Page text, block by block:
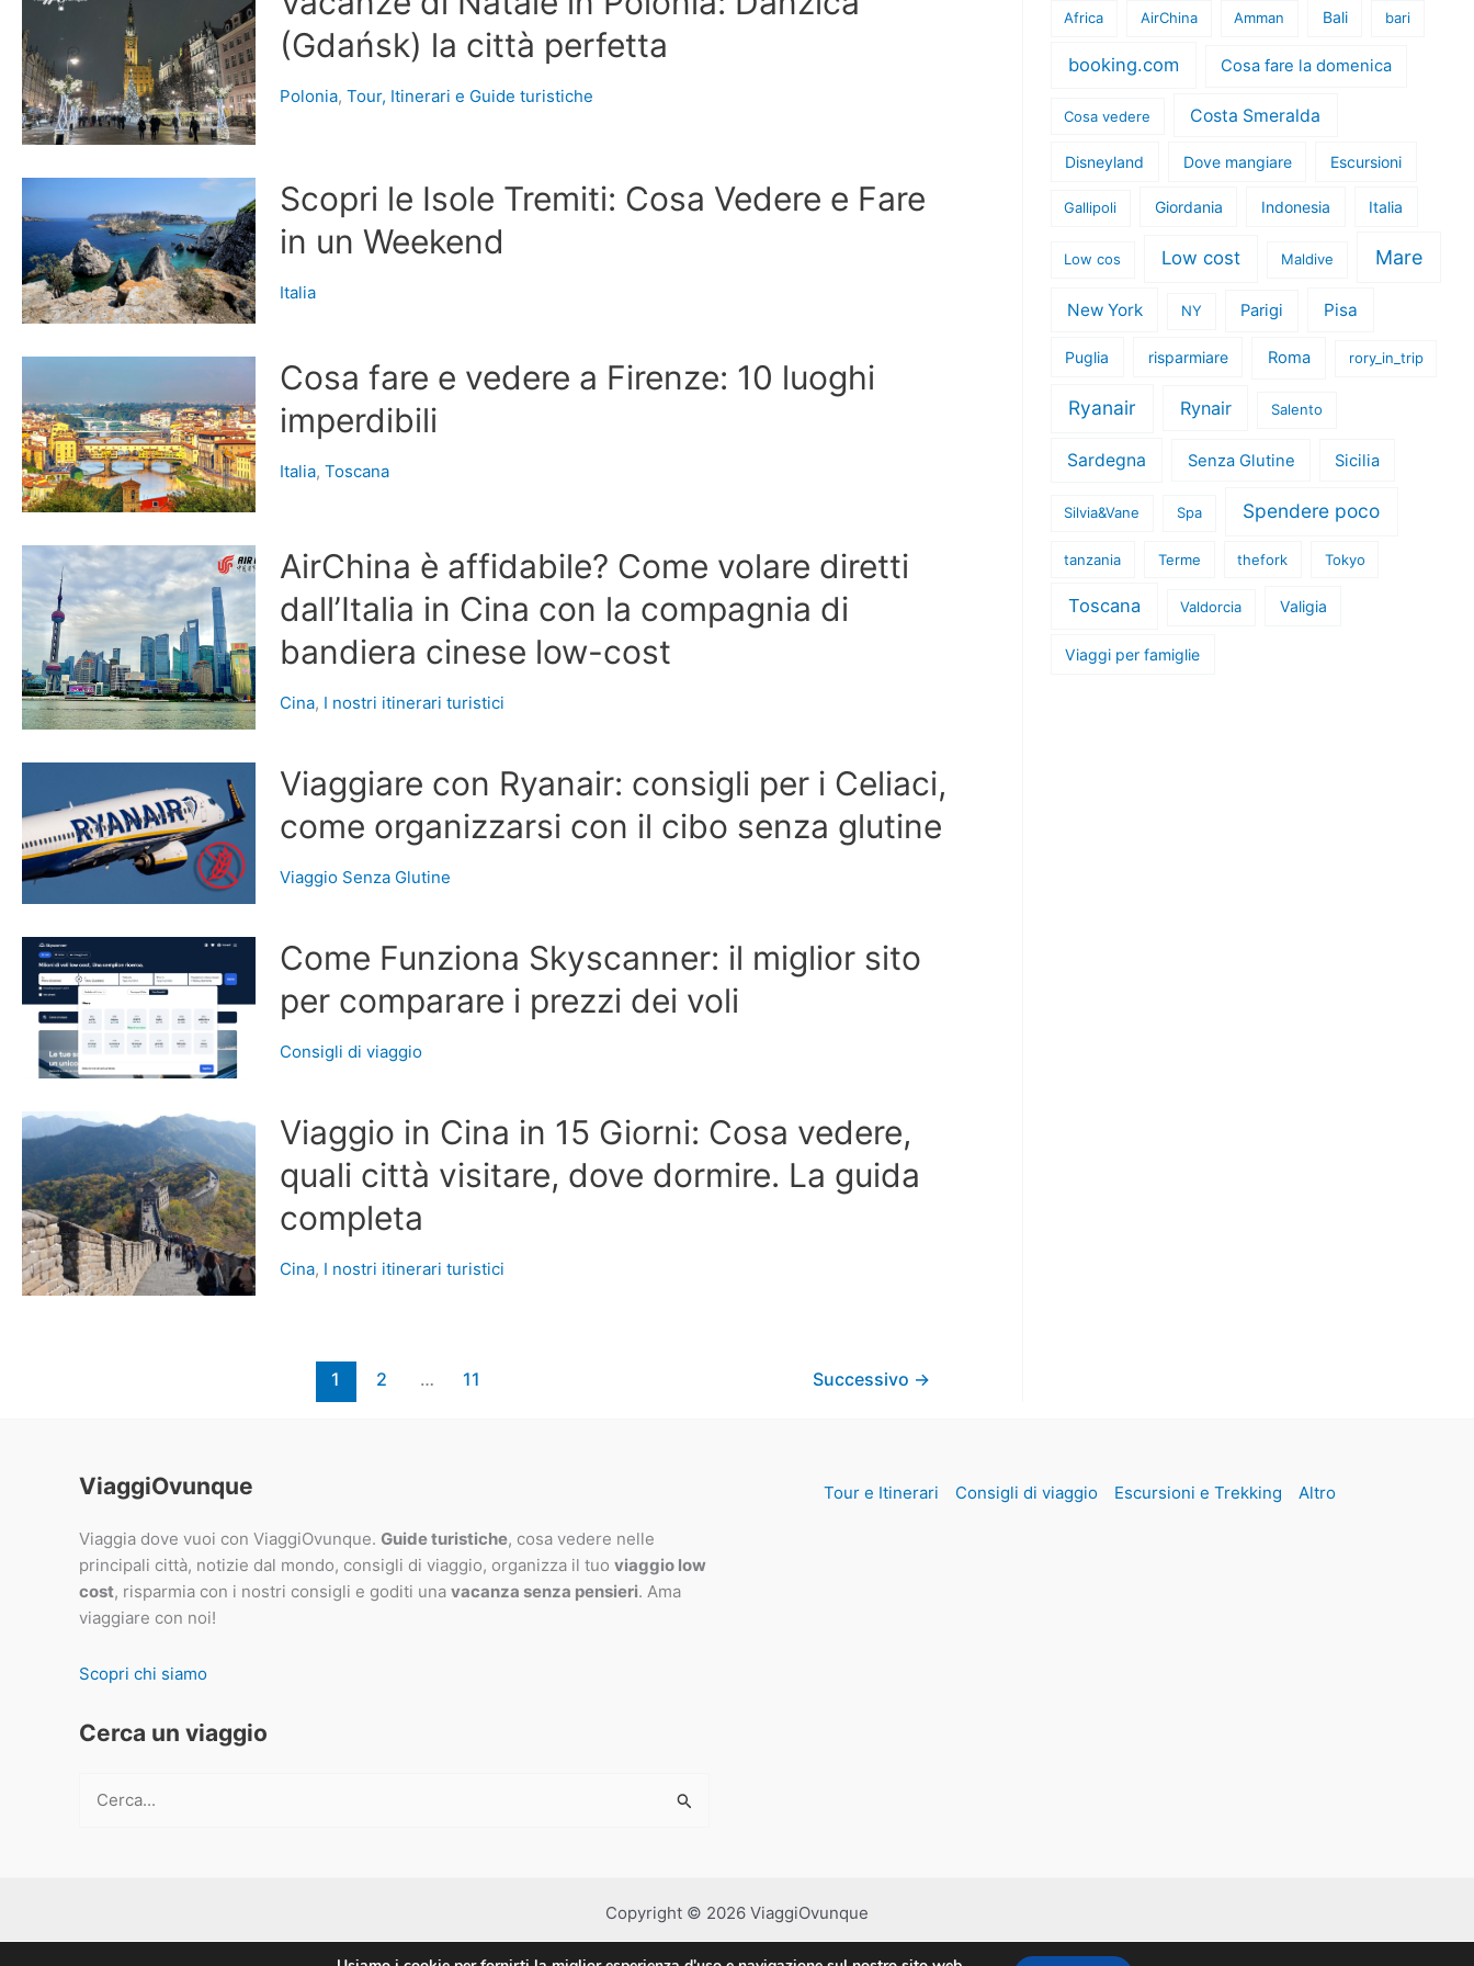
(Gdańsk) la città perfetta
Polonia,Tour, Itinerari e Guide turistiche
Scopri le Isole Tremiti: Cosa Vedere e Fare
in un Weekend
Italia
Cosa fare e vedere a Firenze: 10 luoghi
imperdibili
Italia,Toscana
AirChina è affidabile? Come volare diretti
dall’Italia in Cina con la compagnia di
bandiera cinese low-cost
Cina, I nostri itinerari turistici
Viaggiare con Ryanair: consigli per i Celiaci,
come organizzarsi con il cibo senza glutine
Viaggio Senza Glutine
Come Funziona Skyscanner: il miglior sito
per comparare i prezzi dei voli
Consigli di viaggio
Viaggio in Cina in 15 Giorni: Cosa vedere,
quali città visitare, dove dormire. La guida
completa
Cina, I nostri itinerari turistici
1 2 … 11 Successivo →
Africa AirChina Amman Bali bari
booking.com Cosa fare la domenica
Cosa vedere Costa Smeralda
Disneyland Dove mangiare Escursioni
Gallipoli Giordania Indonesia Italia
Low cos Low cost Maldive Mare
New York NY Parigi Pisa
Puglia risparmiare Roma rory_in_trip
Ryanair Rynair Salento
Sardegna Senza Glutine Sicilia
Silvia&Vane Spa Spendere poco
tanzania Terme thefork Tokyo
Toscana Valdorcia Valigia
Viaggi per famiglie
ViaggiOvunque
Viaggia dove vuoi con ViaggiOvunque. Guide turistiche, cosa vedere nelle
principali città, notizie dal mondo, consigli di viaggio, organizza il tuo viaggio low
cost, risparmia con i nostri consigli e goditi una vacanza senza pensieri. Ama
viaggiare con noi!
Scopri chi siamo
Cerca un viaggio
Cerca:
Tour e Itinerari Consigli di viaggio Escursioni e Trekking Altro
Copyright © 2026 ViaggiOvunque